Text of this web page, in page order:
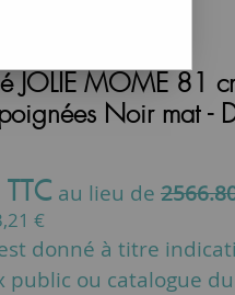
JOLIE MÔME 81
Noir mat -
TTC au lieu de
€
donné à titre
public ou catalogue